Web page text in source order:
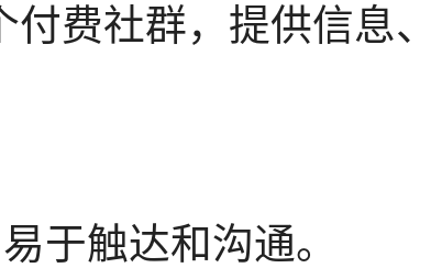
付费社群，提供信息
于触达和沟通。